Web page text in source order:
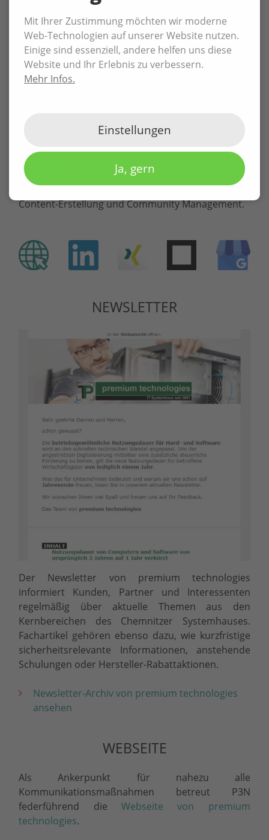
SOCIAL MEDIA
Um die Kommunikation mit Interessenten,
Kunden, Partner und Lieferanten aktuell und
transparent zu gestaltet, betreut P3N MARKETING
Wechselnde Themenkampagnen präsentieren die
Aktionen und Angebote und vermitteln einen
Einblick in die vielfältigen technischen Themen.
Dabei übernehmen wir Redaktionsplanung,
Content-Erstellung und Community Management.
NEWSLETTER
Der Newsletter von premium technologies
informiert Kunden, Partner und Interessenten
regelmäßig über aktuelle Themen aus den
Kernbereichen des Chemnitzer Systemhauses.
Fachartikel gehören ebenso dazu, wie kurzfristige
sicherheitsrelevante Informationen, anstehende
Schulungen oder Hersteller-Rabattaktionen.
Newsletter-Archiv von premium technologies
ansehen
WEBSEITE
Als Ankerpunkt für nahezu alle
Kommunikationsmaßnahmen betreut P3N
federführend die Webseite von premium
technologies.
Mit Ihrer Zustimmung möchten wir moderne
Web-Technologien auf unserer Website nutzen.
Einige sind essenziell, andere helfen uns diese
Website und Ihr Erlebnis zu verbessern.
Mehr Infos.
Einstellungen
Ja, gern